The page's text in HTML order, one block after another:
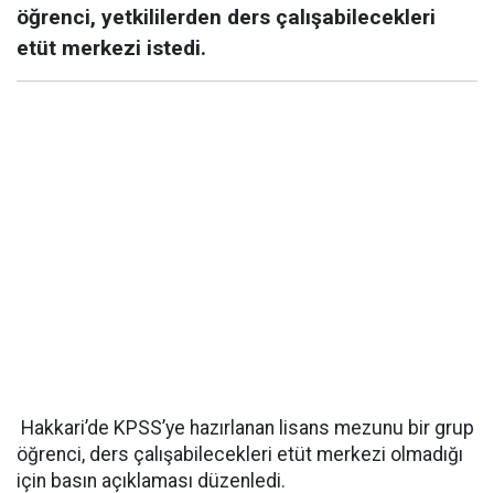
öğrenci, yetkililerden ders çalışabilecekleri
etüt merkezi istedi.
Hakkari’de KPSS’ye hazırlanan lisans mezunu bir grup
öğrenci, ders çalışabilecekleri etüt merkezi olmadığı
için basın açıklaması düzenledi.